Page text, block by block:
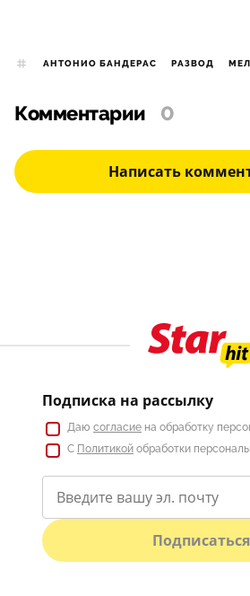
АНТОНИО БАНДЕРАС РАЗВОД
Комментарии 0
Написать
Подписка на рассылку
Даю согласие на обработку
С Политикой обработки
Подписаться